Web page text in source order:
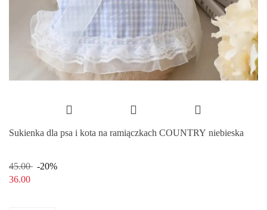
Sukienka dla psa i kota na ramiączkach COUNTRY niebieska
45.00
-20%
36.00